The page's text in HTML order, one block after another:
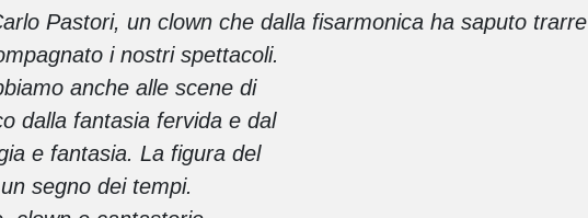
Pastori, un clown che dalla fisarmonica ha saputo trarre
i nostri spettacoli.
anche alle scene di
dalla fantasia fervida e dal
e fantasia. La figura del
segno dei tempi.